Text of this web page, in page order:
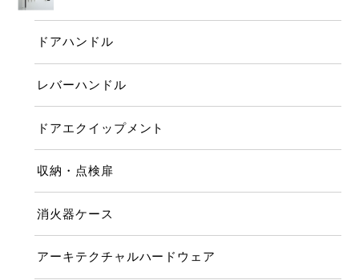
ドアハンドル
レバーハンドル
ドアエクイップメント
収納・点検扉
消火器ケース
アーキテクチャルハードウェア